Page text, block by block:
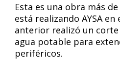
Esta es una obra más
está realizando AYSA
anterior realizó un
agua potable para
periféricos.